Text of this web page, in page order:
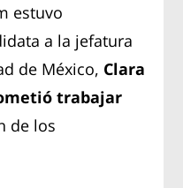
estuvo
a la jefatura
de México, Clara
trabajar
de los